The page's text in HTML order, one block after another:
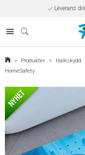
Leverans
Rabatt
Kunnig kundtjänst
> Produkter > Halkskydd
HomeSafety